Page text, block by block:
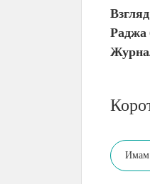
Раджа
Имам